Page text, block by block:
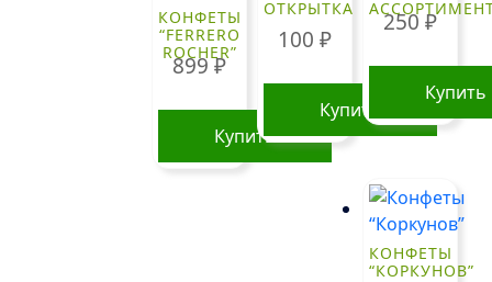
КОНФЕТЫ
“FERRERO
ROCHER”
899₽
Купить
ОТКРЫТКА
100₽
Купить
250₽
Купить
КОНФЕТЫ
“КОРКУНОВ”